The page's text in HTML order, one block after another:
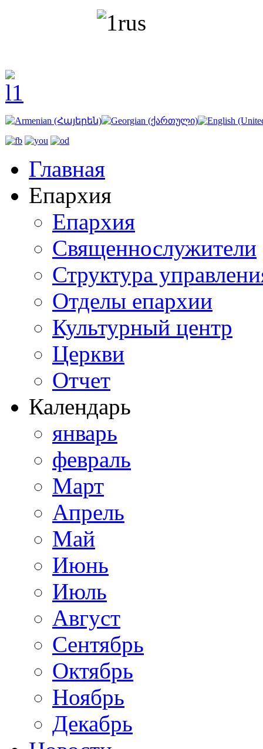
Главная
Епархия
Епархия
Священнослужители
Структура
Отделы епархии
Культурный центр
Церкви
Отчет
Календарь
январь
февраль
Март
Апрель
Май
Июнь
Июль
Август
Сентябрь
Октябрь
Ноябрь
Декабрь